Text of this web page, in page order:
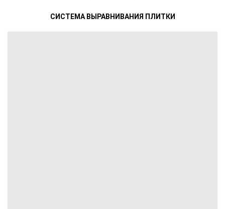
СИСТЕМА ВЫРАВНИВАНИЯ ПЛИТКИ